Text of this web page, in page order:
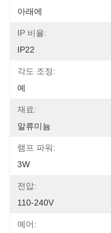
아래에
IP 비율:
IP22
각도 조정:
예
재료:
알류미늄
램프 파워:
3W
전압:
110-240V
예어: